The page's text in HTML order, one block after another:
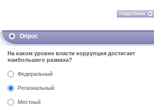
Опрос
На каком уровне власти коррупция достигает
наибольшего размаха?
Федеральный
Региональный
Местный